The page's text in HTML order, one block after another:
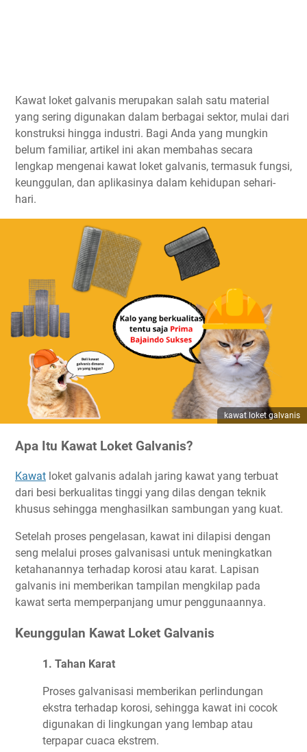
Kawat loket galvanis merupakan salah satu material
yang sering digunakan dalam berbagai sektor, mulai dari
konstruksi hingga industri. Bagi Anda yang mungkin
belum familiar, artikel ini akan membahas secara
lengkap mengenai kawat loket galvanis, termasuk fungsi,
keunggulan, dan aplikasinya dalam kehidupan sehari-
hari.
kawat loket galvanis
Apa Itu Kawat Loket Galvanis?
Kawat loket galvanis adalah jaring kawat yang terbuat
dari besi berkualitas tinggi yang dilas dengan teknik
khusus sehingga menghasilkan sambungan yang kuat.
Setelah proses pengelasan, kawat ini dilapisi dengan
seng melalui proses galvanisasi untuk meningkatkan
ketahanannya terhadap korosi atau karat. Lapisan
galvanis ini memberikan tampilan mengkilap pada
kawat serta memperpanjang umur penggunaannya.
Keunggulan Kawat Loket Galvanis
1. Tahan Karat
Proses galvanisasi memberikan perlindungan
ekstra terhadap korosi, sehingga kawat ini cocok
digunakan di lingkungan yang lembap atau
terpapar cuaca ekstrem.